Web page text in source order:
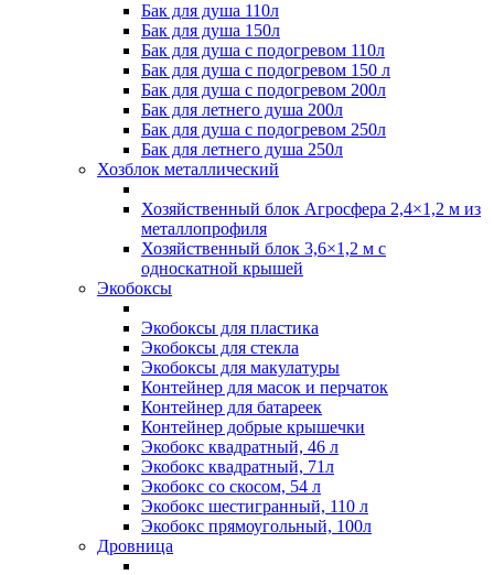
Бак для душа 110л
Бак для душа 150л
Бак для душа с подогревом 110л
Бак для душа с подогревом 150 л
Бак для душа с подогревом 200л
Бак для летнего душа 200л
Бак для душа с подогревом 250л
Бак для летнего душа 250л
Хозблок металлический
Хозяйственный блок Агросфера 2,4×1,2 м из
металлопрофиля
Хозяйственный блок 3,6×1,2 м с
односкатной крышей
Экобоксы
Экобоксы для пластика
Экобоксы для стекла
Экобоксы для макулатуры
Контейнер для масок и перчаток
Контейнер для батареек
Контейнер добрые крышечки
Экобокс квадратный, 46 л
Экобокс квадратный, 71л
Экобокс со скосом, 54 л
Экобокс шестигранный, 110 л
Экобокс прямоугольный, 100л
Дровница